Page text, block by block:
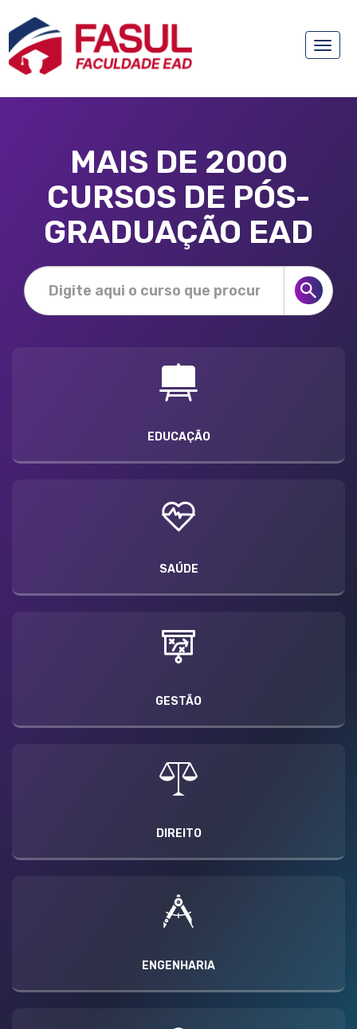
Toggle
MAIS DE 2000
CURSOS DE PÓS-
GRADUAÇÃO EAD
EDUCAÇÃO
SAÚDE
GESTÃO
DIREITO
ENGENHARIA